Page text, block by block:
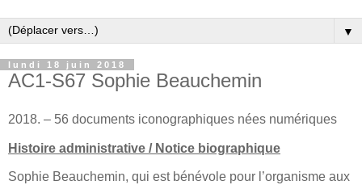
▼
lundi 18 juin 2018
AC1-S67 Sophie Beauchemin
2018. – 56 documents iconographiques nées numériques
Histoire administrative / Notice biographique
Sophie Beauchemin, qui est bénévole pour l’organisme aux